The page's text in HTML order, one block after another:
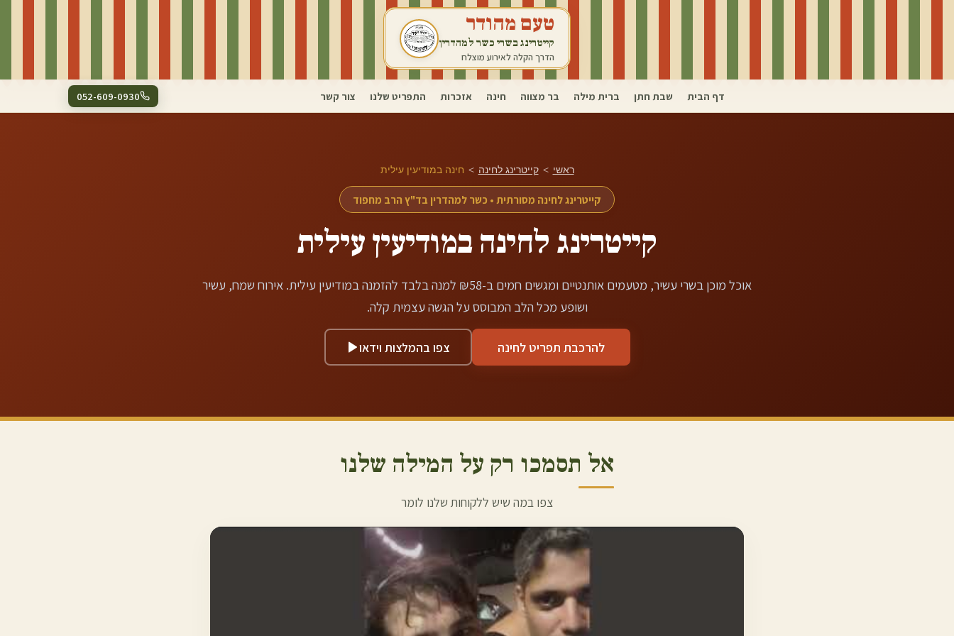
טעם מהודר
קייטרינג בשרי כשר למהדרין
הדרך הקלה לאירוע מוצלח
דף הבית שבת חתן ברית מילה בר מצווה חינה אזכרות התפריט שלנו צור קשר 052-609-0930
ראשי > קייטרינג לחינה > חינה במודיעין עילית
קייטרינג לחינה מסורתית • כשר למהדרין בד"ץ הרב מחפוד
קייטרינג לחינה במודיעין עילית
אוכל מוכן בשרי עשיר, מטעמים אותנטיים ומגשים חמים ב-₪58 למנה בלבד להזמנה ב מודיעין עילית. אירוח שמח, עשיר
ושופע מכל הלב המבוסס על הגשה עצמית קלה.
להרכבת תפריט לחינה צפו בהמלצות וידאו
אל תסמכו רק על המילה שלנו
צפו במה שיש ללקוחות שלנו לומר